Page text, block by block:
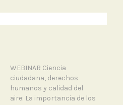
WEBINAR Ciencia
ciudadana, derechos
humanos y calidad del
aire: La importancia de los